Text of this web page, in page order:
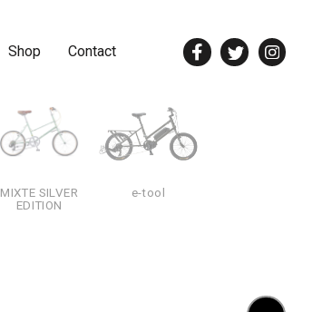
Shop Contact
MIXTE SILVER
EDITION
e-tool